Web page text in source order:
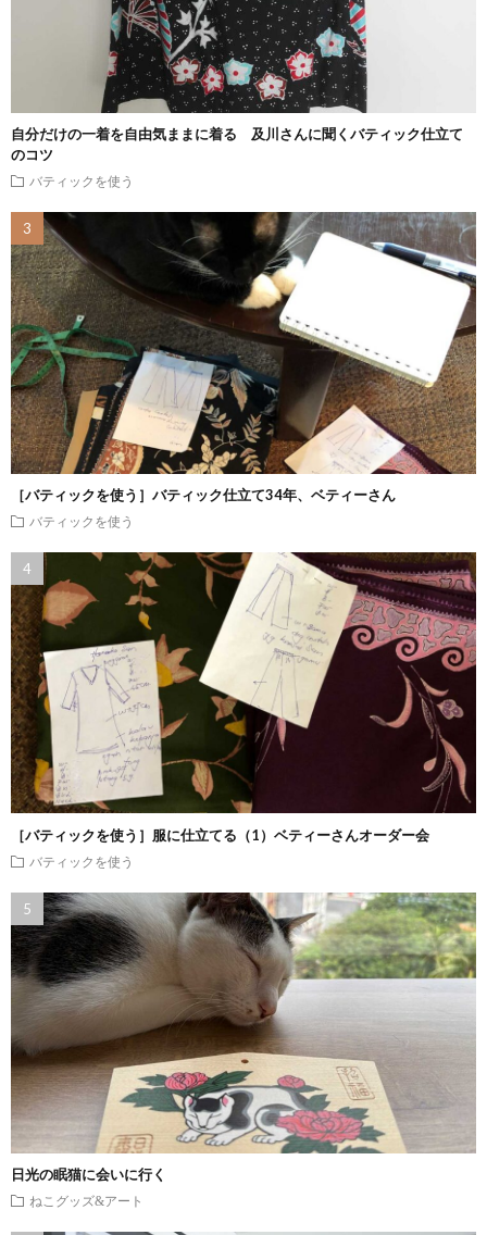
自分だけの一着を自由気ままに着る 及川さんに聞くバティック仕立て
のコツ
バティックを使う
［バティックを使う］バティック仕立て34年、ベティーさん
バティックを使う
［バティックを使う］服に仕立てる（1）ベティーさんオーダー会
バティックを使う
日光の眠猫に会いに行く
ねこグッズ&アート